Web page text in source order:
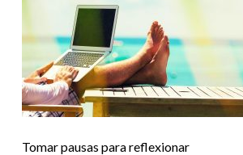
Tomar pausas para reflexionar